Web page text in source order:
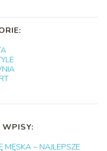
WPISY:
– NAJLEPSZE